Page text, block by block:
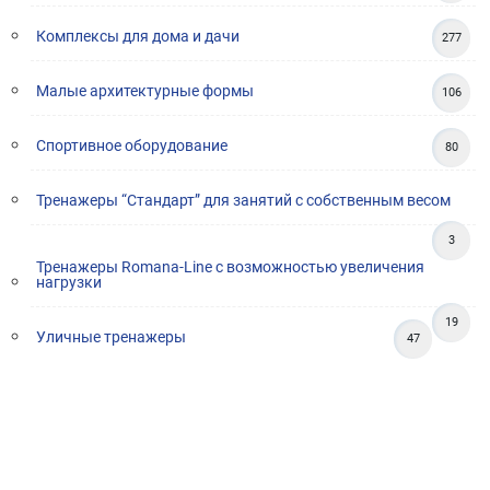
Комплексы для дома и дачи 277
Малые архитектурные формы 106
Спортивное оборудование 80
Тренажеры “Стандарт” для занятий с собственным весом
3
Тренажеры Romana-Line с возможностью увеличения
нагрузки
19
Уличные тренажеры 47